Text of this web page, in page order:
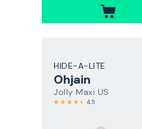
HIDE-A-LITE
Ohjain
Jolly Maxi US
4,5